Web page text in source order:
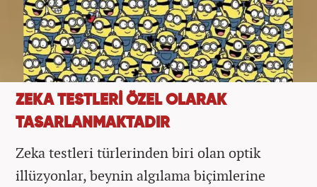
ZEKA TESTLERİ ÖZEL OLARAK
TASARLANMAKTADIR
Zeka testleri türlerinden biri olan optik
illüzyonlar, beynin algılama biçimlerine